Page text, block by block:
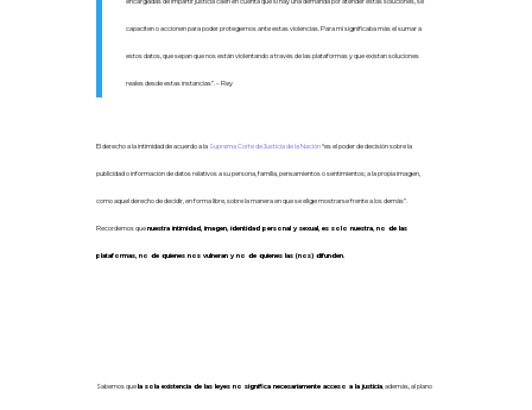
encargadas de impartir justicia caen en cuenta que sí hay una demanda por atender estas soluciones, se
capaciten o accionen para poder protegernos ante estas violencias. Para mí significaba más el sumar a
estos datos, que sepan que nos están violentando a través de las plataformas y que existan soluciones
reales desde estas instancias”. – Rey
El derecho a la intimidad de acuerdo a la Suprema Corte de Justicia de la Nación“es el poder de decisión sobre la
publicidad o información de datos relativos a su persona, familia, pensamientos o sentimientos; a la propia imagen,
como aquel derecho de decidir, en forma libre, sobre la manera en que se elige mostrarse frente a los demás”.
Recordemos quenuestra intimidad, imagen, identidad personal y sexual, es solo nuestra, no de las
plataformas, no de quienes nos vulneran y no de quienes las (nos) difunden.
Sabemos que la sola existencia de las leyes no significa necesariamente acceso a la justicia, además, al plano